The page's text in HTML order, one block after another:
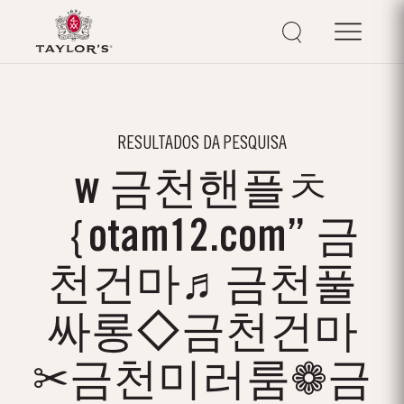
RESULTADOS DA PESQUISA
w 금천핸플ㅊ
｛otam12.com” 금
천건마♬금천풀
싸롱◇금천건마
✂금천미러룸❁금